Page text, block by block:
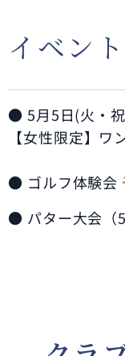
イベン
● 5月5日(火・祝
【女性限定】
● ゴルフ体験会
● パター大会（5